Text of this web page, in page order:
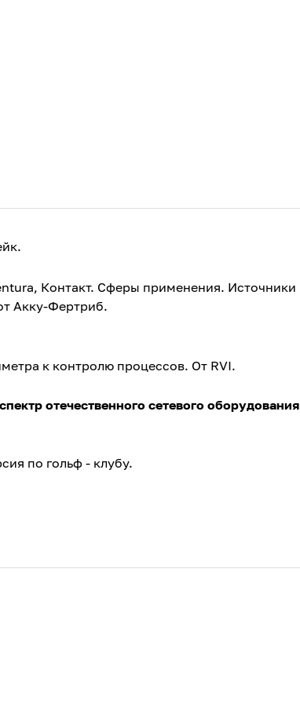
Контакт. Сферы применения. Источники
Акку-Фертриб.
к контролю процессов. От RVI.
отечественного сетевого оборудования
по гольф - клубу.